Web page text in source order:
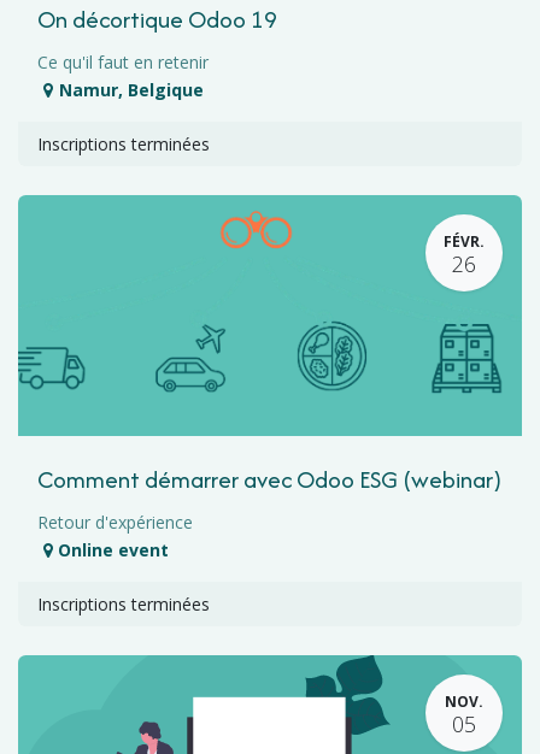
On décortique Odoo 19
Ce qu'il faut en retenir
Namur, Belgique
Inscriptions terminées
FÉVR.
26
Comment démarrer avec Odoo ESG (webinar)
Retour d'expérience
Online event
Inscriptions terminées
NOV.
05